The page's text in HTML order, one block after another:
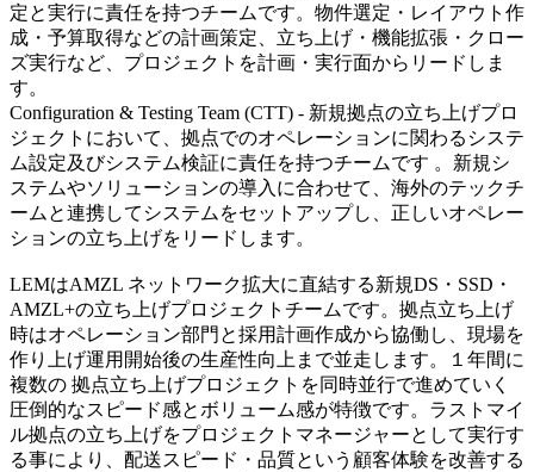
定と実行に責任を持つチームです。物件選定・レイアウト作
成・予算取得などの計画策定、立ち上げ・機能拡張・クロー
ズ実行など、プロジェクトを計画・実行面からリードしま
す。
Configuration & Testing Team (CTT) - 新規拠点の立ち上げプロ
ジェクトにおいて、拠点でのオペレーションに関わるシステ
ム設定及びシステム検証に責任を持つチームです 。新規シ
ステムやソリューションの導入に合わせて、海外のテックチ
ームと連携してシステムをセットアップし、正しいオペレー
ションの立ち上げをリードします。
LEMはAMZL ネットワーク拡大に直結する新規DS・SSD・
AMZL+の立ち上げプロジェクトチームです。拠点立ち上げ
時はオペレーション部門と採用計画作成から協働し、現場を
作り上げ運用開始後の生産性向上まで並走します。１年間に
複数の 拠点立ち上げプロジェクトを同時並行で進めていく
圧倒的なスピード感とボリューム感が特徴です。ラストマイ
ル拠点の立ち上げをプロジェクトマネージャーとして実行す
る事により、配送スピード・品質という顧客体験を改善する